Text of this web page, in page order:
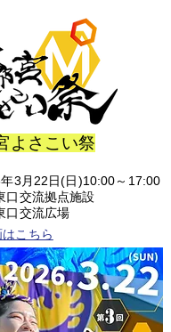
よさこい祭
3月22日(日)10:00～17:00
口交流拠点施設
流広場
こちら